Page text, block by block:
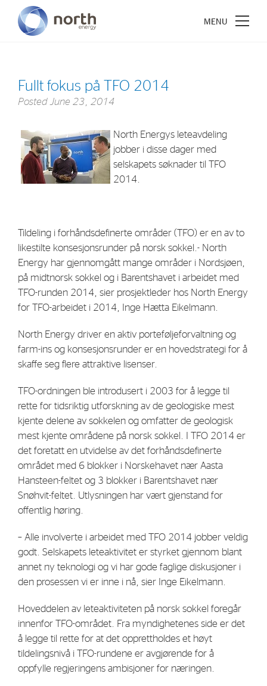
Fullt fokus på TFO 2014
Posted June 23, 2014
North Energys leteavdeling
jobber i disse dager med
selskapets søknader til TFO
2014.
Tildeling i forhåndsdefinerte områder (TFO) er en av to
likestilte konsesjonsrunder på norsk sokkel.- North
Energy har gjennomgått mange områder i Nordsjøen,
på midtnorsk sokkel og i Barentshavet i arbeidet med
TFO-runden 2014, sier prosjektleder hos North Energy
for TFO-arbeidet i 2014, Inge Hætta Eikelmann.
North Energy driver en aktiv porteføljeforvaltning og
farm-ins og konsesjonsrunder er en hovedstrategi for å
skaffe seg flere attraktive lisenser.
TFO-ordningen ble introdusert i 2003 for å legge til
rette for tidsriktig utforskning av de geologiske mest
kjente delene av sokkelen og omfatter de geologisk
mest kjente områdene på norsk sokkel. I TFO 2014 er
det foretatt en utvidelse av det forhåndsdefinerte
området med 6 blokker i Norskehavet nær Aasta
Hansteen-feltet og 3 blokker i Barentshavet nær
Snøhvit-feltet. Utlysningen har vært gjenstand for
offentlig høring.
– Alle involverte i arbeidet med TFO 2014 jobber veldig
godt. Selskapets leteaktivitet er styrket gjennom blant
annet ny teknologi og vi har gode faglige diskusjoner i
den prosessen vi er inne i nå, sier Inge Eikelmann.
Hoveddelen av leteaktiviteten på norsk sokkel foregår
innenfor TFO-området. Fra myndighetenes side er det
å legge til rette for at det opprettholdes et høyt
tildelingsnivå i TFO-rundene er avgjørende for å
oppfylle regjeringens ambisjoner for næringen.
Vision
Company History
Board & Management
Industrial Holdings
Financial Investments
Strategy
Investors
Share Performance
Financial Reports & Calendar
Share Information
Corporate Governance